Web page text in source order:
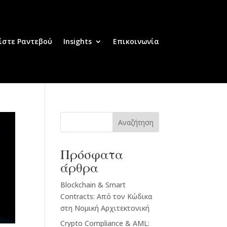
Ραντεβού Insights Επικοινωνία
Αναζήτηση
Πρόσφατα
άρθρα
Blockchain & Smart
Contracts: Από τον Κώδικα
στη Νομική Αρχιτεκτονική
Crypto Compliance & AML: